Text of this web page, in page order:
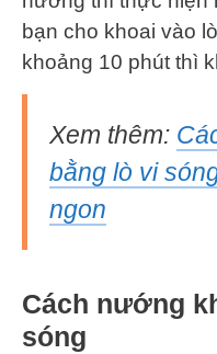
bạn cho khoai vào
khoảng 10 phút thì
Xem thêm:
bằng lò vi
ngon
Cách nướng
sóng